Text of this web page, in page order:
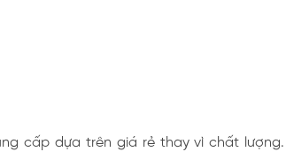
cấp dựa trên giá rẻ thay vì chất lượng.